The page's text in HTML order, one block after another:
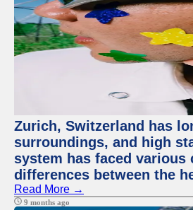
Zurich, Switzerland has
surroundings, and high
system has faced
differences between the
Read More →
9 months ago